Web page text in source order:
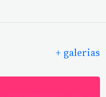
+ galerias